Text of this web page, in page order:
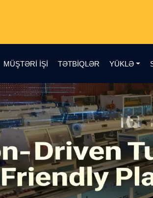
MÜŞTƏRI IŞI TƏTBIQLƏR YÜKLƏ